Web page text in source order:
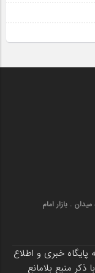
. بازار امام
خبری و اطلاع
منبع بلامانع